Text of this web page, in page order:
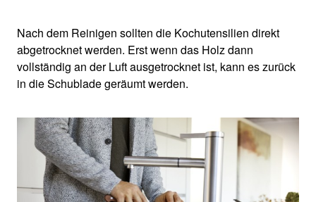
Nach dem Reinigen sollten die Kochutensilien direkt
abgetrocknet werden. Erst wenn das Holz dann
vollständig an der Luft ausgetrocknet ist, kann es zurück
in die Schublade geräumt werden.